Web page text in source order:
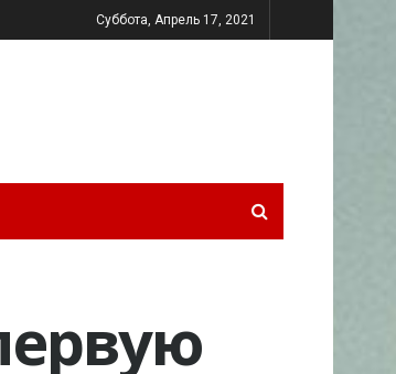
Суббота, Апрель 17, 2021